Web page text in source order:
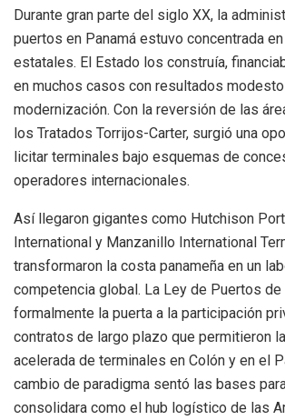
Durante gran parte del siglo XX, la
puertos en Panamá estuvo concentrada
estatales. El Estado los construía,
en muchos casos con resultados
modernización. Con la reversión de las
los Tratados Torrijos-Carter, surgió una
licitar terminales bajo esquemas de
operadores internacionales.
Así llegaron gigantes como Hutchison
International y Manzanillo International
transformaron la costa panameña en un
competencia global. La Ley de Puertos de
formalmente la puerta a la participación
contratos de largo plazo que permitieron
acelerada de terminales en Colón y en el
cambio de paradigma sentó las bases
consolidara como el hub logístico de las